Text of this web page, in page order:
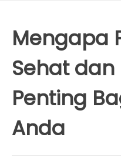
Mengapa
Sehat dan
Penting
Anda